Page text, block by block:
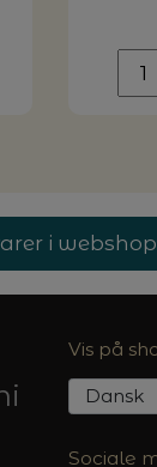
i
Vis på
Sociale